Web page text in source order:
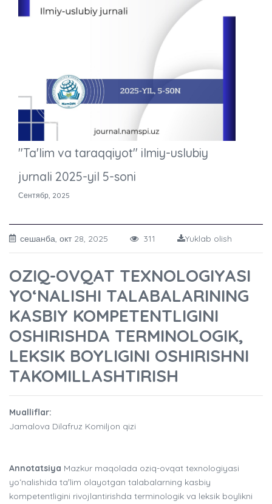
"Ta'lim va taraqqiyot" ilmiy-uslubiy
jurnali 2025-yil 5-soni
Сентябр, 2025
сешанба, окт 28, 2025 311 Yuklab olish
OZIQ-OVQAT TEXNOLOGIYASI
YOʻNALISHI TALABALARINING
KASBIY KOMPETENTLIGINI
OSHIRISHDA TERMINOLOGIK,
LEKSIK BOYLIGINI OSHIRISHNI
TAKOMILLASHTIRISH
Mualliflar:
Jamalova Dilafruz Komiljon qizi
Annotatsiya Mazkur maqolada oziq-ovqat texnologiyasi
yoʻnalishida taʼlim olayotgan talabalarning kasbiy
kompetentligini rivojlantirishda terminologik va leksik boylikni